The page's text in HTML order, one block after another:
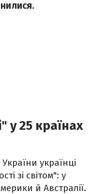
у 25 країнах
українці
зі світом": у
й Австралії.